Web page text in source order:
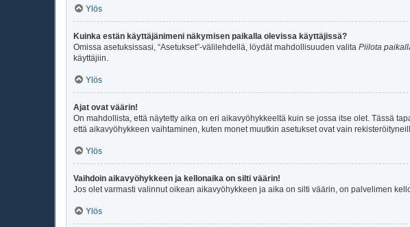
Ylös
Kuinka estän käyttäjänimeni näkymisen paikalla olevissa käyttäjissä?
Omissa asetuksissasi, “Asetukset”-välilehdellä, löydät mahdollisuuden valita Piilota
käyttäjiin.
Ylös
Ajat ovat väärin!
On mahdollista, että näytetty aika on eri aikavyöhykkeeltä kuin se jossa itse olet. Tässä
että aikavyöhykkeen vaihtaminen, kuten monet muutkin asetukset ovat vain
Ylös
Vaihdoin aikavyöhykkeen ja kellonaika on silti väärin!
Jos olet varmasti valinnut oikean aikavyöhykkeen ja aika on silti väärin, on palvelimen
Ylös